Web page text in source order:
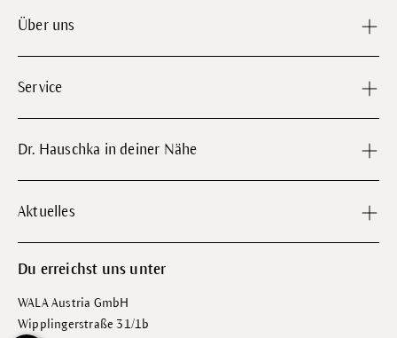
Über uns
Service
Dr. Hauschka in deiner Nähe
Aktuelles
Du erreichst uns unter
WALA Austria GmbH
Wipplingerstraße 31/1b